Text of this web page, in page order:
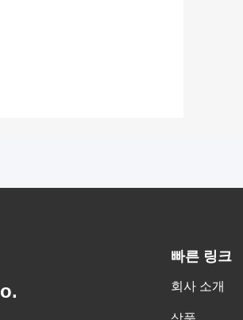
빠른 링크
회사 소개